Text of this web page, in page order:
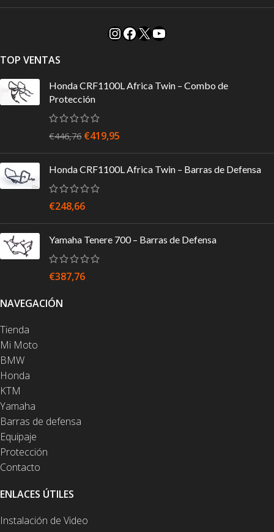
TOP VENTAS
Honda CRF1100L Africa Twin – Combo de
Protección
€446,76 €419,95
Honda CRF1100L Africa Twin – Barras de Defensa
€248,66
Yamaha Tenere 700 – Barras de Defensa
€387,76
NAVEGACIÓN
Tienda
Mi Moto
BMW
Honda
KTM
Yamaha
Barras de defensa
Equipaje
Protección
Contacto
ENLACES ÚTILES
Instalación de Video